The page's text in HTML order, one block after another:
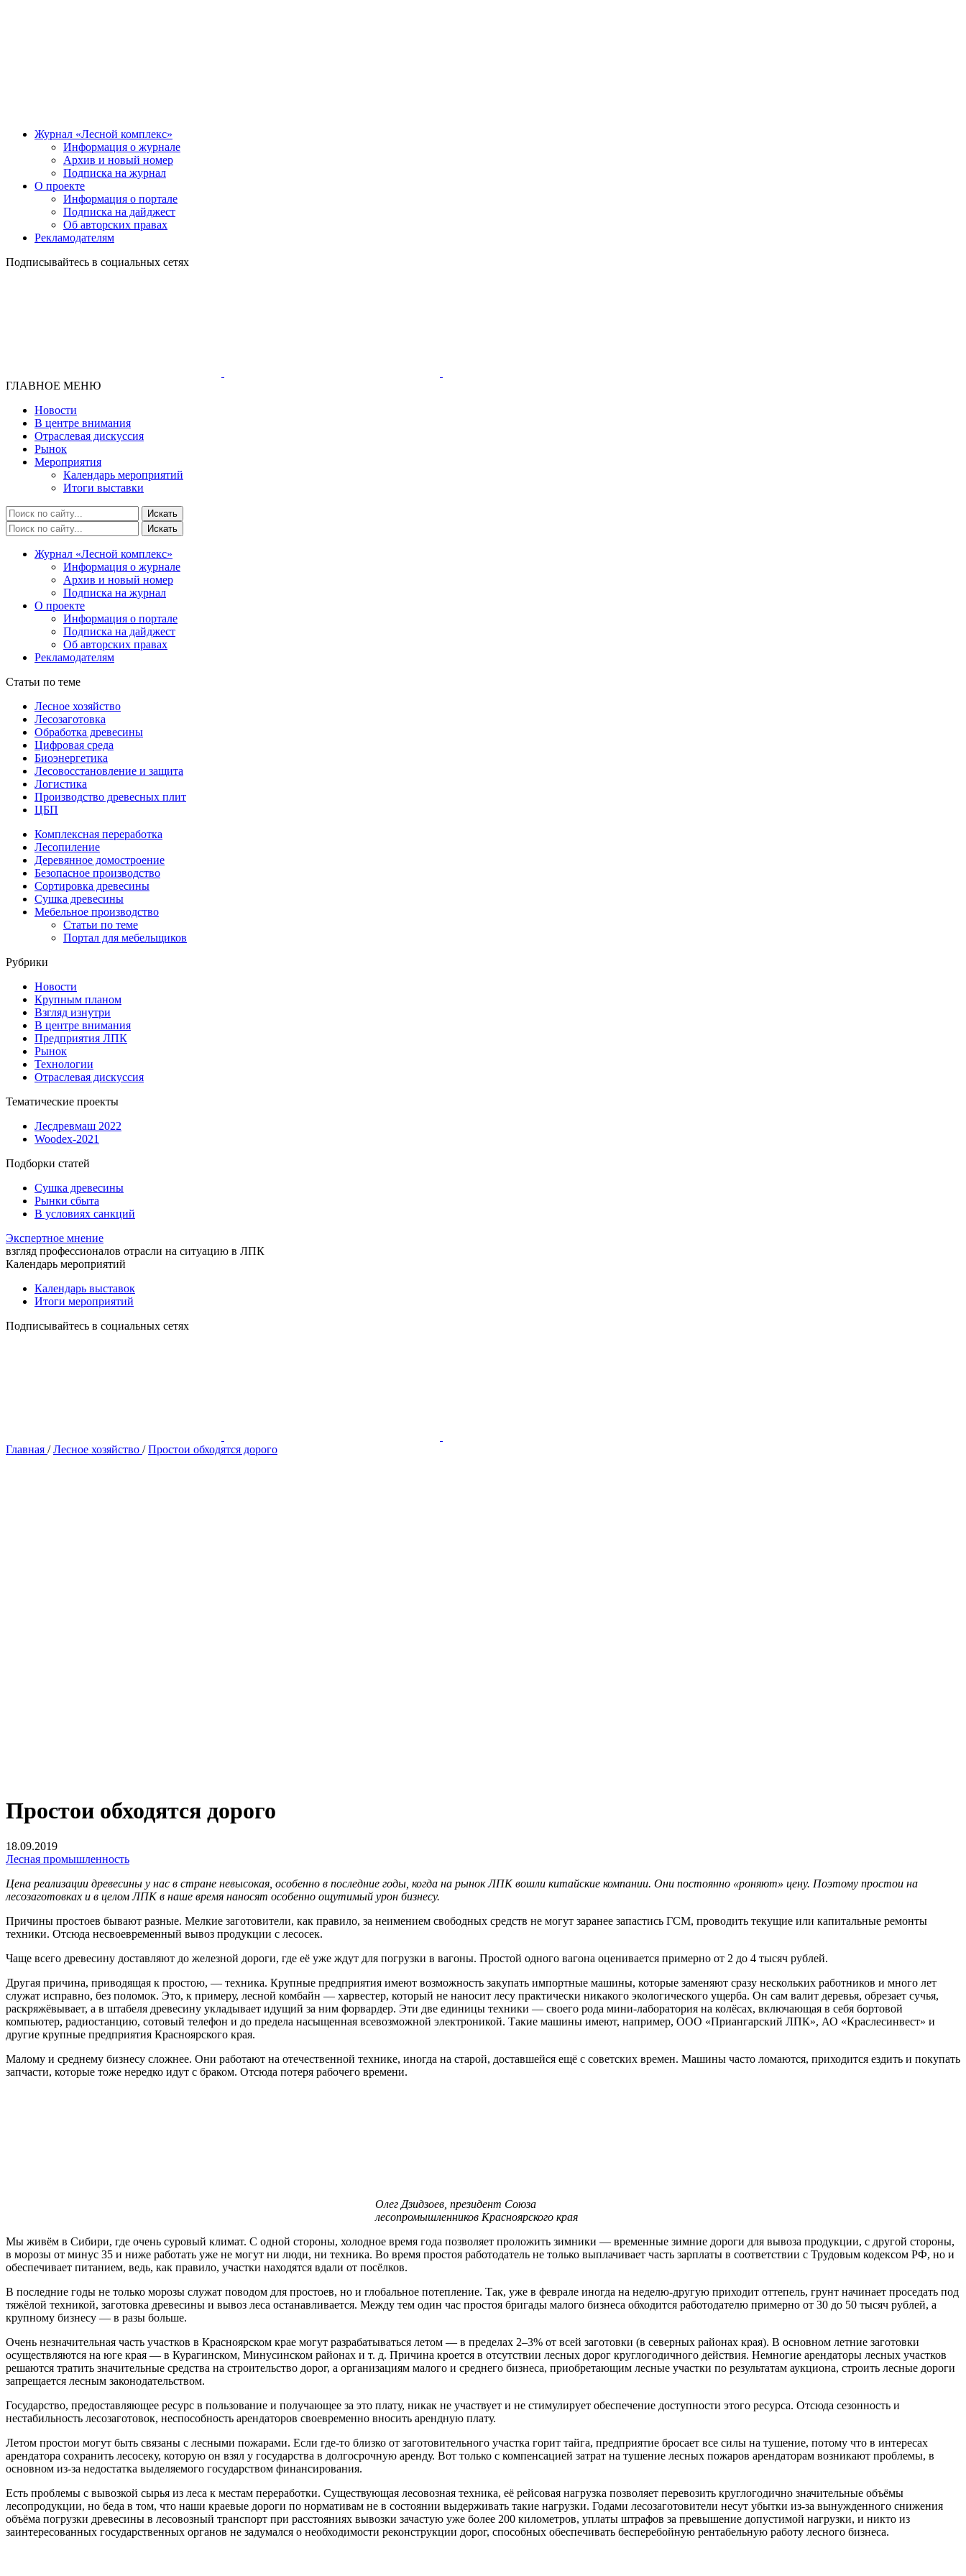
Журнал «Лесной комплекс»
Информация о журнале
Архив и новый номер
Подписка на журнал
О проекте
Информация о портале
Подписка на дайджест
Об авторских правах
Рекламодателям
Подписывайтесь в социальных сетях
ГЛАВНОЕ МЕНЮ
Новости
В центре внимания
Отраслевая дискуссия
Рынок
Мероприятия
Календарь мероприятий
Итоги выставки
Журнал «Лесной комплекс»
Информация о журнале
Архив и новый номер
Подписка на журнал
О проекте
Информация о портале
Подписка на дайджест
Об авторских правах
Рекламодателям
Статьи по теме
Лесное хозяйство
Лесозаготовка
Обработка древесины
Цифровая среда
Биоэнергетика
Лесовосстановление и защита
Логистика
Производство древесных плит
ЦБП
Комплексная переработка
Лесопиление
Деревянное домостроение
Безопасное производство
Сортировка древесины
Сушка древесины
Мебельное производство
Статьи по теме
Портал для мебельщиков
Рубрики
Новости
Крупным планом
Взгляд изнутри
В центре внимания
Предприятия ЛПК
Рынок
Технологии
Отраслевая дискуссия
Тематические проекты
Лесдревмаш 2022
Woodex-2021
Подборки статей
Сушка древесины
Рынки сбыта
В условиях санкций
Экспертное мнение
взгляд профессионалов отрасли на ситуацию в ЛПК
Календарь мероприятий
Календарь выставок
Итоги мероприятий
Подписывайтесь в социальных сетях
Главная / Лесное хозяйство / Простои обходятся дорого
Простои обходятся дорого
18.09.2019
Лесная промышленность
Цена реализации древесины у нас в стране невысокая, особенно в последние годы, когда на рынок ЛПК вошли китайские компании. Они постоянно «роняют» цену. Поэтому простои на
лесозаготовках и в целом ЛПК в наше время наносят особенно ощутимый урон бизнесу.
Причины простоев бывают разные. Мелкие заготовители, как правило, за неимением свободных средств не могут заранее запастись ГСМ, проводить текущие или капитальные ремонты
техники. Отсюда несвоевременный вывоз продукции с лесосек.
Чаще всего древесину доставляют до железной дороги, где её уже ждут для погрузки в вагоны. Простой одного вагона оценивается примерно от 2 до 4 тысяч рублей.
Другая причина, приводящая к простою, — техника. Крупные предприятия имеют возможность закупать импортные машины, которые заменяют сразу нескольких работников и много лет
служат исправно, без поломок. Это, к примеру, лесной комбайн — харвестер, который не наносит лесу практически никакого экологического ущерба. Он сам валит деревья, обрезает сучья,
раскряжёвывает, а в штабеля древесину укладывает идущий за ним форвардер. Эти две единицы техники — своего рода мини-лаборатория на колёсах, включающая в себя бортовой
компьютер, радиостанцию, сотовый телефон и до предела насыщенная всевозможной электроникой. Такие машины имеют, например, ООО «Приангарский ЛПК», АО «Краслесинвест» и
другие крупные предприятия Красноярского края.
Малому и среднему бизнесу сложнее. Они работают на отечественной технике, иногда на старой, доставшейся ещё с советских времен. Машины часто ломаются, приходится ездить и покупать
запчасти, которые тоже нередко идут с браком. Отсюда потеря рабочего времени.
Олег Дзидзоев, президент Союза
лесопромышленников Красноярского края
Мы живём в Сибири, где очень суровый климат. С одной стороны, холодное время года позволяет проложить зимники — временные зимние дороги для вывоза продукции, с другой стороны,
в морозы от минус 35 и ниже работать уже не могут ни люди, ни техника. Во время простоя работодатель не только выплачивает часть зарплаты в соответствии с Трудовым кодексом РФ, но и
обеспечивает питанием, ведь, как правило, участки находятся вдали от посёлков.
В последние годы не только морозы служат поводом для простоев, но и глобальное потепление. Так, уже в феврале иногда на неделю-другую приходит оттепель, грунт начинает проседать под
тяжёлой техникой, заготовка древесины и вывоз леса останавливается. Между тем один час простоя бригады малого бизнеса обходится работодателю примерно от 30 до 50 тысяч рублей, а
крупному бизнесу — в разы больше.
Очень незначительная часть участков в Красноярском крае могут разрабатываться летом — в пределах 2–3% от всей заготовки (в северных районах края). В основном летние заготовки
осуществляются на юге края — в Курагинском, Минусинском районах и т. д. Причина кроется в отсутствии лесных дорог круглогодичного действия. Немногие арендаторы лесных участков
решаются тратить значительные средства на строительство дорог, а организациям малого и среднего бизнеса, приобретающим лесные участки по результатам аукциона, строить лесные дороги
запрещается лесным законодательством.
Государство, предоставляющее ресурс в пользование и получающее за это плату, никак не участвует и не стимулирует обеспечение доступности этого ресурса. Отсюда сезонность и
нестабильность лесозаготовок, неспособность арендаторов своевременно вносить арендную плату.
Летом простои могут быть связаны с лесными пожарами. Если где-то близко от заготовительного участка горит тайга, предприятие бросает все силы на тушение, потому что в интересах
арендатора сохранить лесосеку, которую он взял у государства в долгосрочную аренду. Вот только с компенсацией затрат на тушение лесных пожаров арендаторам возникают проблемы, в
основном из-за недостатка выделяемого государством финансирования.
Есть проблемы с вывозкой сырья из леса к местам переработки. Существующая лесовозная техника, её рейсовая нагрузка позволяет перевозить круглогодично значительные объёмы
лесопродукции, но беда в том, что наши краевые дороги по нормативам не в состоянии выдерживать такие нагрузки. Годами лесозаготовители несут убытки из-за вынужденного снижения
объёма погрузки древесины в лесовозный транспорт при расстояниях вывозки зачастую уже более 200 километров, уплаты штрафов за превышение допустимой нагрузки, и никто из
заинтересованных государственных органов не задумался о необходимости реконструкции дорог, способных обеспечивать бесперебойную рентабельную работу лесного бизнеса.